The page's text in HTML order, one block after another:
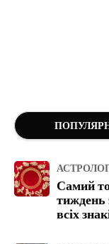
Самий
тиждень
всіх